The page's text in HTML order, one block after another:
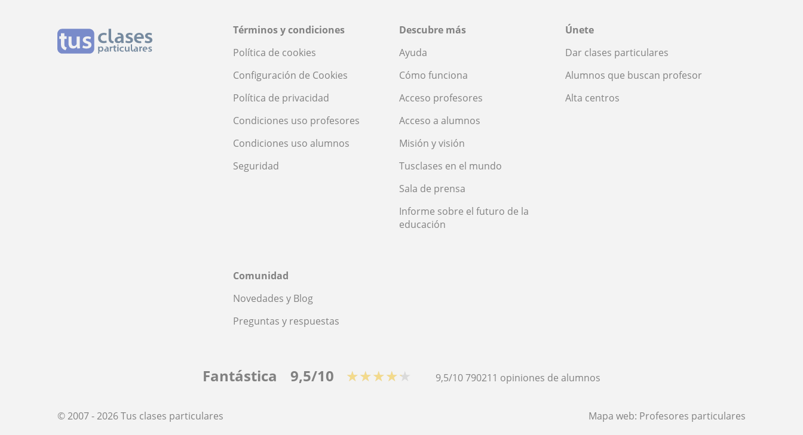
Términos y condiciones
Política de cookies
Configuración de Cookies
Política de privacidad
Condiciones uso profesores
Condiciones uso alumnos
Seguridad
Descubre más
Ayuda
Cómo funciona
Acceso profesores
Acceso a alumnos
Misión y visión
Tusclases en el mundo
Sala de prensa
Informe sobre el futuro de la
educación
Únete
Dar clases particulares
Alumnos que buscan profesor
Alta centros
Comunidad
Novedades y Blog
Preguntas y respuestas
Fantástica 9,5/10 ★★★★★ 9,5/10790211 opiniones de alumnos
© 2007 - 2026 Tus clases particulares Mapa web: Profesores particulares